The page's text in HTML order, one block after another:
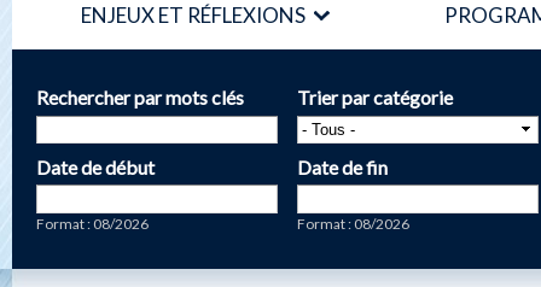
ENJEUX ET RÉFLEXIONS
Rechercher par mots clés Trier par catégorie
Date de début
Format : 08/2026
Date de fin
Format : 08/2026